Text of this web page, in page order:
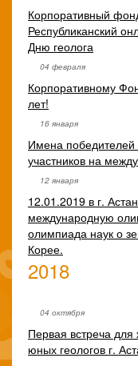
Корпоративный
Республиканский
Дню геолога
04 февраля
Корпоративному
лет!
16 января
Имена победителей
участников на
12 января
12.01.2019 в г.
международную
олимпиада наук о
Корее.
2018
04 октября
Первая встреча
юных геологов г.